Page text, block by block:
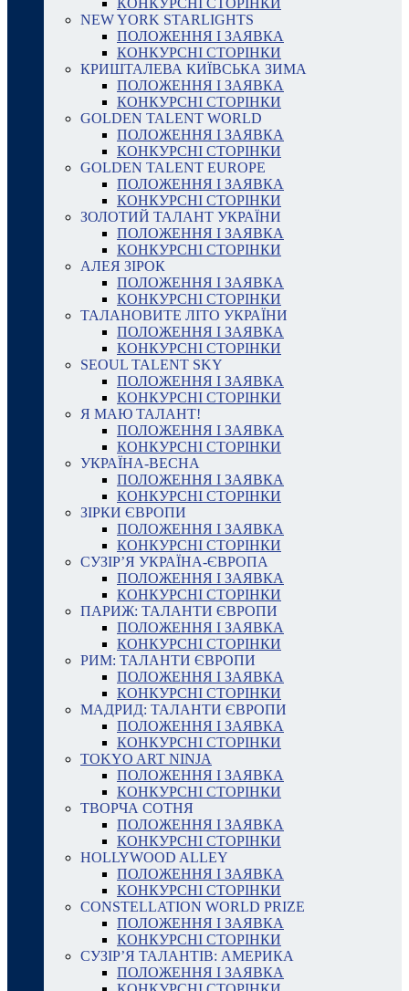
КОНКУРСНІ СТОРІНКИ
NEW YORK STARLIGHTS
ПОЛОЖЕННЯ І ЗАЯВКА
КОНКУРСНІ СТОРІНКИ
КРИШТАЛЕВА КИЇВСЬКА ЗИМА
ПОЛОЖЕННЯ І ЗАЯВКА
КОНКУРСНІ СТОРІНКИ
GOLDEN TALENT WORLD
ПОЛОЖЕННЯ І ЗАЯВКА
КОНКУРСНІ СТОРІНКИ
GOLDEN TALENT EUROPE
ПОЛОЖЕННЯ І ЗАЯВКА
КОНКУРСНІ СТОРІНКИ
ЗОЛОТИЙ ТАЛАНТ УКРАЇНИ
ПОЛОЖЕННЯ І ЗАЯВКА
КОНКУРСНІ СТОРІНКИ
АЛЕЯ ЗІРОК
ПОЛОЖЕННЯ І ЗАЯВКА
КОНКУРСНІ СТОРІНКИ
ТАЛАНОВИТЕ ЛІТО УКРАЇНИ
ПОЛОЖЕННЯ І ЗАЯВКА
КОНКУРСНІ СТОРІНКИ
SEOUL TALENT SKY
ПОЛОЖЕННЯ І ЗАЯВКА
КОНКУРСНІ СТОРІНКИ
Я МАЮ ТАЛАНТ!
ПОЛОЖЕННЯ І ЗАЯВКА
КОНКУРСНІ СТОРІНКИ
УКРАЇНА-ВЕСНА
ПОЛОЖЕННЯ І ЗАЯВКА
КОНКУРСНІ СТОРІНКИ
ЗІРКИ ЄВРОПИ
ПОЛОЖЕННЯ І ЗАЯВКА
КОНКУРСНІ СТОРІНКИ
СУЗІР’Я УКРАЇНА-ЄВРОПА
ПОЛОЖЕННЯ І ЗАЯВКА
КОНКУРСНІ СТОРІНКИ
ПАРИЖ: ТАЛАНТИ ЄВРОПИ
ПОЛОЖЕННЯ І ЗАЯВКА
КОНКУРСНІ СТОРІНКИ
РИМ: ТАЛАНТИ ЄВРОПИ
ПОЛОЖЕННЯ І ЗАЯВКА
КОНКУРСНІ СТОРІНКИ
МАДРИД: ТАЛАНТИ ЄВРОПИ
ПОЛОЖЕННЯ І ЗАЯВКА
КОНКУРСНІ СТОРІНКИ
TOKYO ART NINJA
ПОЛОЖЕННЯ І ЗАЯВКА
КОНКУРСНІ СТОРІНКИ
ТВОРЧА СОТНЯ
ПОЛОЖЕННЯ І ЗАЯВКА
КОНКУРСНІ СТОРІНКИ
HOLLYWOOD ALLEY
ПОЛОЖЕННЯ І ЗАЯВКА
КОНКУРСНІ СТОРІНКИ
CONSTELLATION WORLD PRIZE
ПОЛОЖЕННЯ І ЗАЯВКА
КОНКУРСНІ СТОРІНКИ
СУЗІР’Я ТАЛАНТІВ: АМЕРИКА
ПОЛОЖЕННЯ І ЗАЯВКА